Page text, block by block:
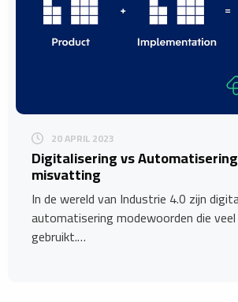
20 APRIL 2023
Digitalisering vs
misvatting
In de wereld van Industrie 4.0 zijn
automatisering modewoorden die
gebruikt.…